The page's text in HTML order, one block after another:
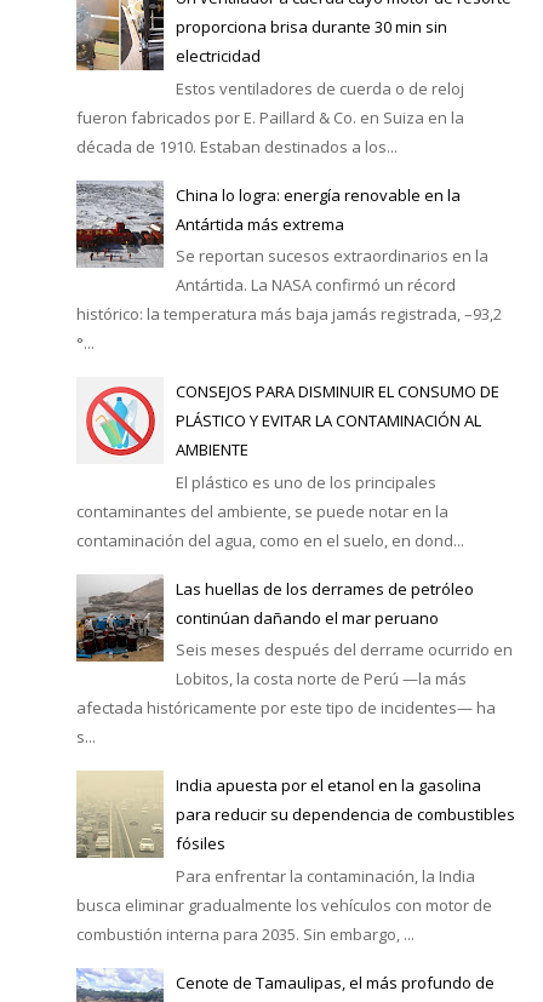
proporciona brisa durante 30 min sin
electricidad
Estos ventiladores de cuerda o de reloj
fueron fabricados por E. Paillard & Co. en Suiza en la
década de 1910. Estaban destinados a los...
China lo logra: energía renovable en la
Antártida más extrema
Se reportan sucesos extraordinarios en la
Antártida. La NASA confirmó un récord
histórico: la temperatura más baja jamás registrada, –93,2
°...
CONSEJOS PARA DISMINUIR EL CONSUMO DE
PLÁSTICO Y EVITAR LA CONTAMINACIÓN AL
AMBIENTE
El plástico es uno de los principales
contaminantes del ambiente, se puede notar en la
contaminación del agua, como en el suelo, en dond...
Las huellas de los derrames de petróleo
continúan dañando el mar peruano
Seis meses después del derrame ocurrido en
Lobitos, la costa norte de Perú —la más
afectada históricamente por este tipo de incidentes— ha
s...
India apuesta por el etanol en la gasolina
para reducir su dependencia de combustibles
fósiles
Para enfrentar la contaminación, la India
busca eliminar gradualmente los vehículos con motor de
combustión interna para 2035. Sin embargo, ...
Cenote de Tamaulipas, el más profundo de